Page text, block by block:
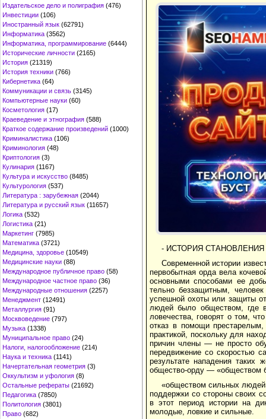
Издательское дело и полиграфия (476)
Инвестиции (106)
Иностранный язык (62791)
Информатика (3562)
Информатика, программирование (6444)
Исторические личности (2165)
История (21319)
История техники (766)
Кибернетика (64)
Коммуникации и связь (3145)
Компьютерные науки (60)
Косметология (17)
Краеведение и этнография (588)
Краткое содержание произведений (1000)
Криминалистика (106)
Криминология (48)
Криптология (3)
Кулинария (1167)
Культура и искусство (8485)
Культурология (537)
Литература : зарубежная (2044)
Литература и русский язык (11657)
Логика (532)
Логистика (21)
Маркетинг (7985)
Математика (3721)
Медицина, здоровье (10549)
Медицинские науки (88)
Международное публичное право (58)
Международное частное право (36)
Международные отношения (2257)
Менеджмент (12491)
Металлургия (91)
Москвоведение (797)
Музыка (1338)
Муниципальное право (24)
Налоги, налогообложение (214)
Наука и техника (1141)
Начертательная геометрия (3)
Оккультизм и уфология (8)
Остальные рефераты (21692)
Педагогика (7850)
Политология (3801)
Право (682)
- ИСТОРИЯ
Современной истории
первобытная орда вела
основными способами ее
тельно беззащитным,
успешной охоты или защиты
людей было обществом, где
ловечества, говорят о том,
отказ в помощи
практикой, поскольку для
причин члены — не просто
передвижение со скоростью
результате нападения
общество-орду — «обществом
«об­ществом сильных
поддержки со стороны своих
в этот период истории на
молодые, ловкие и сильные.